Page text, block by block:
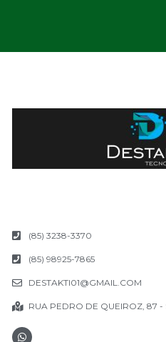
(85) 3238-3370
(85) 98925-7865
DESTAKTI01@GMAIL.COM
RUA PEDRO DE QUEIROZ, 87 -